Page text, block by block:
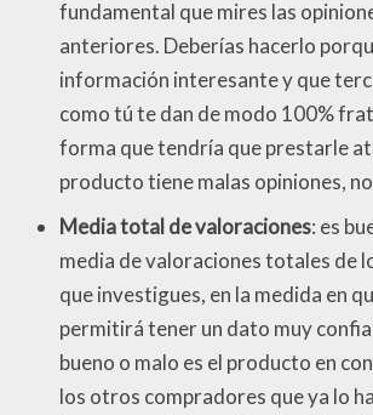
fundamental que mires las
anteriores. Deberías hacerlo
información interesante y que
como tú te dan de modo 100%
forma que tendría que prestarle
producto tiene malas opiniones,
Media total de valoraciones: es
media de valoraciones totales de
que investigues, en la medida en
permitirá tener un dato muy
bueno o malo es el producto en
los otros compradores que ya lo